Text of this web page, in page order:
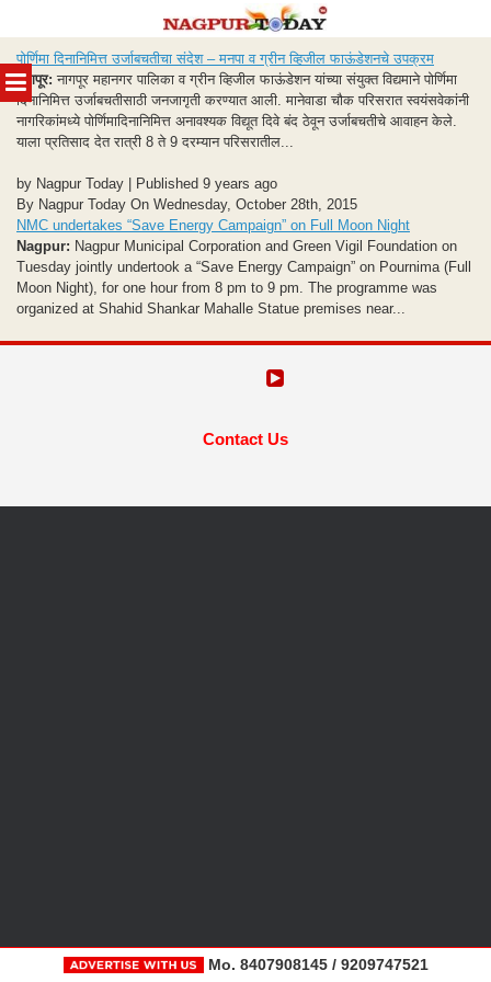
MENU
to
content
पोर्णिमा दिनानिमित्त उर्जाबचतीचा संदेश – मनपा व ग्रीन व्हिजील फाऊंडेशनचे उपक्रम
नागपूर: नागपूर महानगर पालिका व ग्रीन व्हिजील फाऊंडेशन यांच्या संयुक्त विद्यमाने पोर्णिमा
दिनानिमित्त उर्जाबचतीसाठी जनजागृती करण्यात आली. मानेवाडा चौक परिसरात स्वयंसवेकांनी
नागरिकांमध्ये पोर्णिमादिनानिमित्त अनावश्यक विद्यूत दिवे बंद ठेवून उर्जाबचतीचे आवाहन केले.
याला प्रतिसाद देत रात्री 8 ते 9 दरम्यान परिसरातील...
by Nagpur Today | Published 9 years ago
By Nagpur Today On Wednesday, October 28th, 2015
NMC undertakes “Save Energy Campaign” on Full Moon Night
Nagpur: Nagpur Municipal Corporation and Green Vigil Foundation on
Tuesday jointly undertook a “Save Energy Campaign” on Pournima (Full
Moon Night), for one hour from 8 pm to 9 pm. The programme was
organized at Shahid Shankar Mahalle Statue premises near...
Contact Us
Mo. 8407908145 / 9209747521